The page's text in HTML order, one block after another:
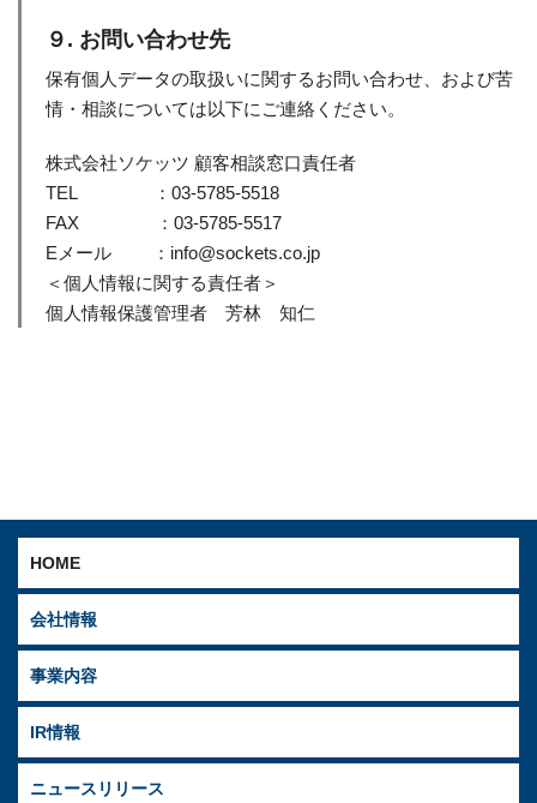
９. お問い合わせ先
保有個人データの取扱いに関するお問い合わせ、および苦
情・相談については以下にご連絡ください。
株式会社ソケッツ 顧客相談窓口責任者
TEL ：03-5785-5518
FAX ：03-5785-5517
Eメール ：info@sockets.co.jp
＜個人情報に関する責任者＞
個人情報保護管理者 芳林 知仁
HOME
会社情報
事業内容
IR情報
ニュースリリース